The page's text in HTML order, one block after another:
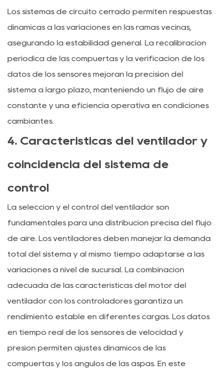
Los sistemas de circuito cerrado permiten respuestas
dinámicas a las variaciones en las ramas vecinas,
asegurando la estabilidad general. La recalibración
periódica de las compuertas y la verificación de los
datos de los sensores mejoran la precisión del
sistema a largo plazo, manteniendo un flujo de aire
constante y una eficiencia operativa en condiciones
cambiantes.
4. Características del ventilador y
coincidencia del sistema de
control
La selección y el control del ventilador son
fundamentales para una distribución precisa del flujo
de aire. Los ventiladores deben manejar la demanda
total del sistema y al mismo tiempo adaptarse a las
variaciones a nivel de sucursal. La combinación
adecuada de las características del motor del
ventilador con los controladores garantiza un
rendimiento estable en diferentes cargas. Los datos
en tiempo real de los sensores de velocidad y
presión permiten ajustes dinámicos de las
compuertas y los ángulos de las aspas. En este